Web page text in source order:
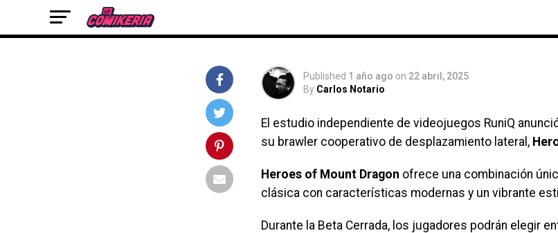
la próxima beta cerrada para su brawler cooperativo
Heroes of Mount Dragon.
Published 1 año ago on 22 abril, 2025
By Carlos Notario
El estudio independiente de videojuegos RuniQ
su brawler cooperativo de desplazamiento lateral,
Heroes of Mount Dragon ofrece una combinación
clásica con características modernas y un vibrante
Durante la Beta Cerrada, los jugadores podrán elegir